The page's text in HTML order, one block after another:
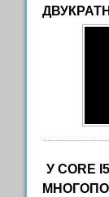
У CORE